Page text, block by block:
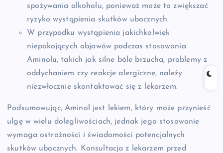
spożywania alkoholu, ponieważ może to zwiększać
ryzyko wystąpienia skutków ubocznych.
W przypadku wystąpienia jakichkolwiek
niepokojących objawów podczas stosowania
Aminolu, takich jak silne bóle brzucha, problemy z
oddychaniem czy reakcje alergiczne, należy
niezwłocznie skontaktować się z lekarzem.
Podsumowując, Aminol jest lekiem, który może przynieść
ulgę w wielu dolegliwościach, jednak jego stosowanie
wymaga ostrożności i świadomości potencjalnych
skutków ubocznych. Konsultacja z lekarzem przed